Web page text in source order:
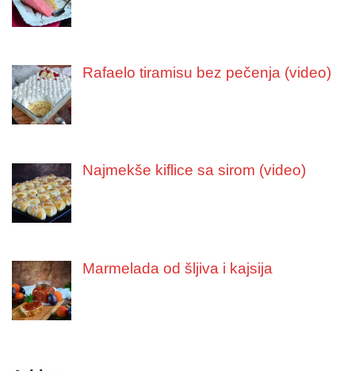
Rafaelo tiramisu bez pečenja (video)
Najmekše kiflice sa sirom (video)
Marmelada od šljiva i kajsija